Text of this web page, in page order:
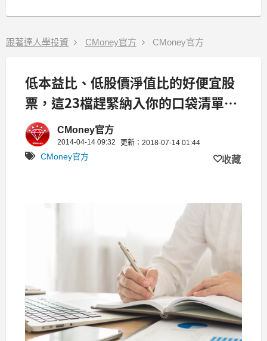
跟著達人學投資 CMoney官方 CMoney官方
低本益比、低股價淨值比的好便宜股
票，這23檔趕緊納入你的口袋清單
吧！！CMoney官方
2014-04-14 09:32 更新：2018-07-14 01:44
CMoney官方 收藏